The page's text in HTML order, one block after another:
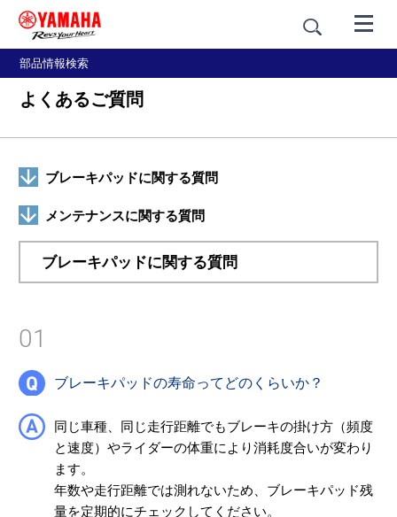
部品情報検索
よくあるご質問
ブレーキパッドに関する質問
メンテナンスに関する質問
ブレーキパッドに関する質問
01
ブレーキパッドの寿命ってどのくらいか？
同じ車種、同じ走行距離でもブレーキの掛け方（頻度
と速度）やライダーの体重により消耗度合いが変わり
ます。
年数や走行距離では測れないため、ブレーキパッド残
量を定期的にチェックしてください。